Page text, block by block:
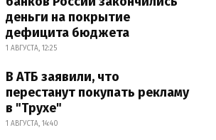
деньги на покрытие
дефицита бюджета
1 АВГУСТА, 12:25
В АТБ заявили, что
перестанут покупать рекламу
в "Трухе"
1 АВГУСТА, 14:40